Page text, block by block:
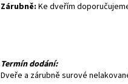
Zárubně: Ke dveřím
Termín dodání:
Dveře a zárubně surové